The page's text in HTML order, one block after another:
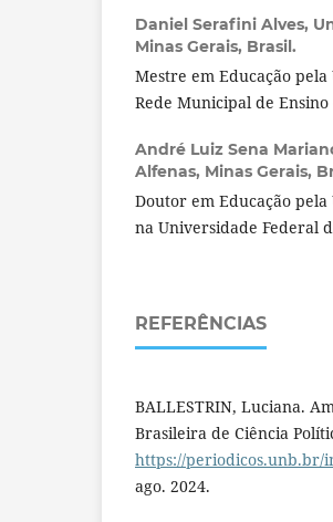
Daniel Serafini Alves,
Minas Gerais, Brasil.
Mestre em Educação
Rede Municipal de
André Luiz Sena
Alfenas, Minas Gerais,
Doutor em Educação
na Universidade Federal
REFERÊNCIAS
BALLESTRIN, Luciana.
Brasileira de Ciência
https://periodicos.unb.br/
ago. 2024.